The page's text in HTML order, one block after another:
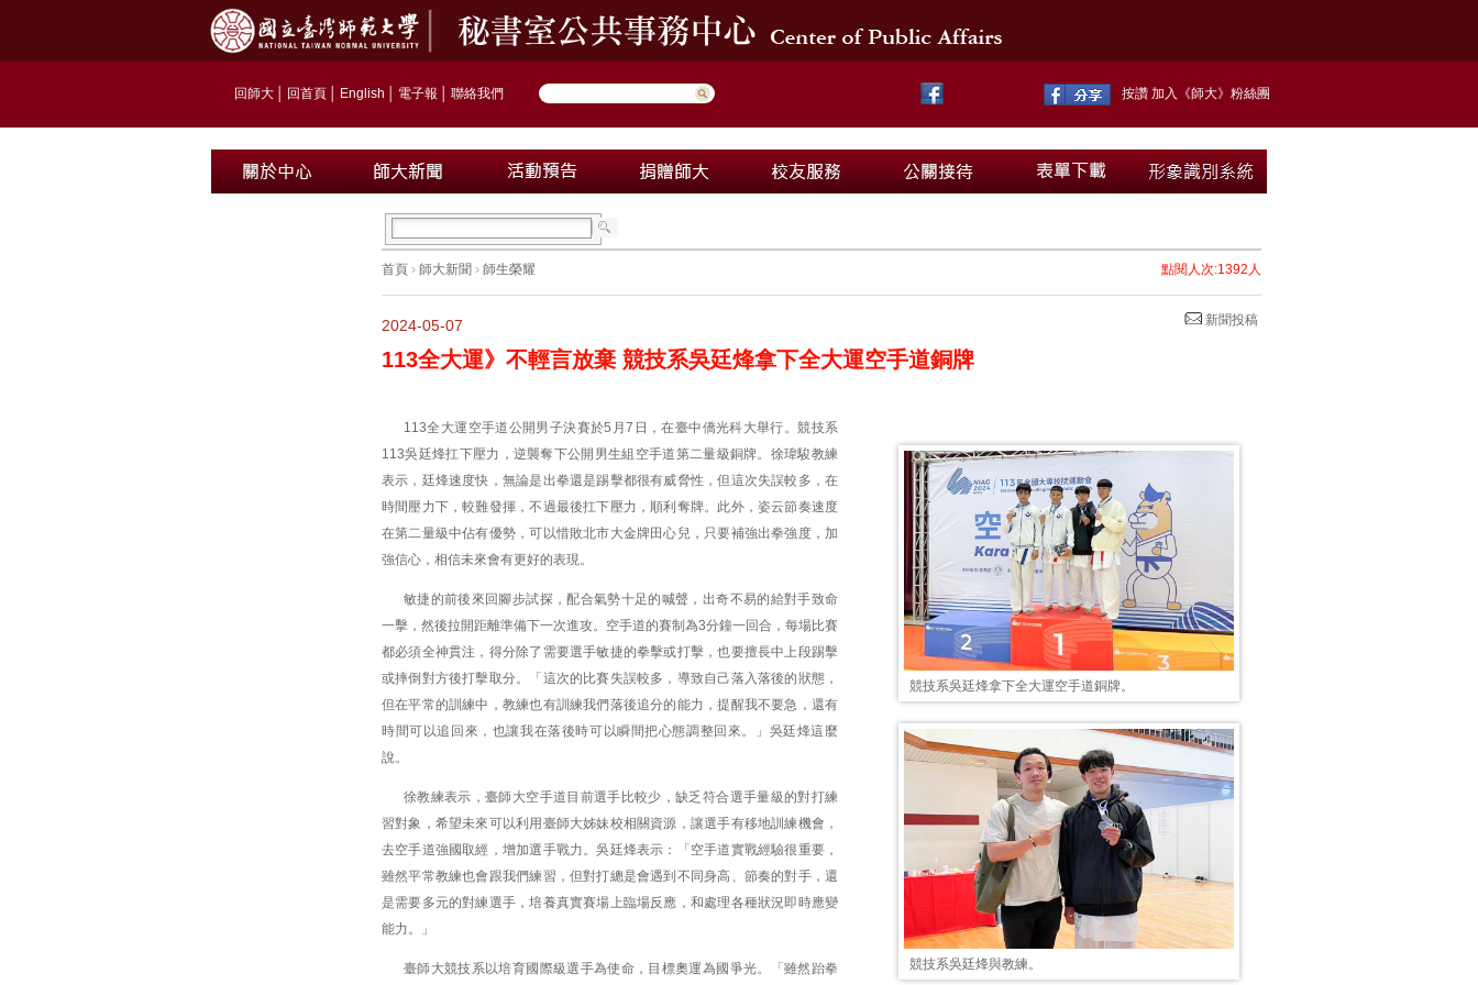
回師大 回首頁 English 電子報 聯絡我們 按讚 加入《師大》粉絲團
首頁 › 師大新聞 › 師生榮耀 點閱人次:1392人
新聞投稿
2024-05-07
113全大運》不輕言放棄 競技系吳廷烽拿下全大運空手道銅牌
競技系吳廷烽拿下全大運空手道銅牌。
競技系吳廷烽與教練。
113全大運空手道公開男子決賽於5月7日，在臺中僑光科大舉行。競技系
113吳廷烽扛下壓力，逆襲奪下公開男生組空手道第二量級銅牌。徐瑋駿教練
表示，廷烽速度快，無論是出拳還是踢擊都很有威脅性，但這次失誤較多，在
時間壓力下，較難發揮，不過最後扛下壓力，順利奪牌。此外，姿云節奏速度
在第二量級中佔有優勢，可以惜敗北市大金牌田心兒，只要補強出拳強度，加
強信心，相信未來會有更好的表現。
敏捷的前後來回腳步試探，配合氣勢十足的喊聲，出奇不易的給對手致命
一擊，然後拉開距離準備下一次進攻。空手道的賽制為3分鐘一回合，每場比賽
都必須全神貫注，得分除了需要選手敏捷的拳擊或打擊，也要擅長中上段踢擊
或摔倒對方後打擊取分。「這次的比賽失誤較多，導致自己落入落後的狀態，
但在平常的訓練中，教練也有訓練我們落後追分的能力，提醒我不要急，還有
時間可以追回來，也讓我在落後時可以瞬間把心態調整回來。」吳廷烽這麼
說。
徐教練表示，臺師大空手道目前選手比較少，缺乏符合選手量級的對打練
習對象，希望未來可以利用臺師大姊妹校相關資源，讓選手有移地訓練機會，
去空手道強國取經，增加選手戰力。吳廷烽表示：「空手道實戰經驗很重要，
雖然平常教練也會跟我們練習，但對打總是會遇到不同身高、節奏的對手，還
是需要多元的對練選手，培養真實賽場上臨場反應，和處理各種狀況即時應變
能力。」
臺師大競技系以培育國際級選手為使命，目標奧運為國爭光。「雖然跆拳